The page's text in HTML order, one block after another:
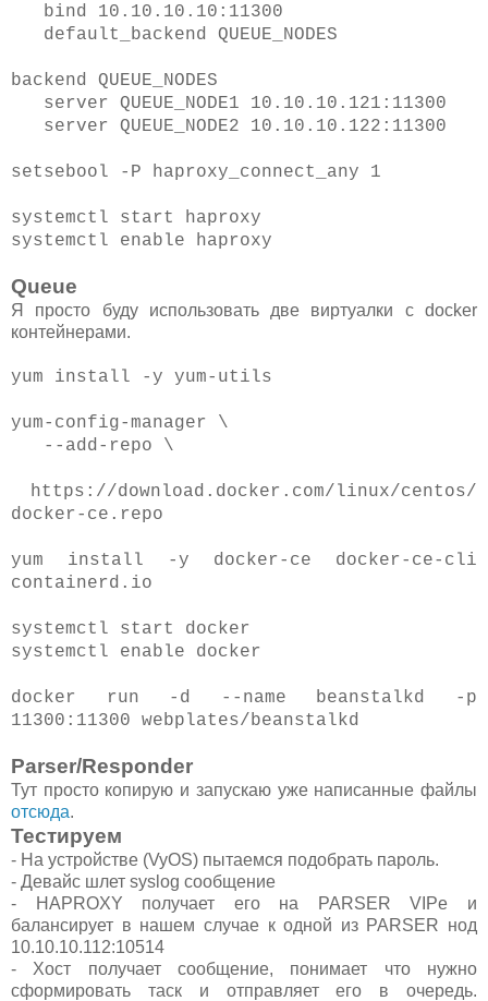
bind 10.10.10.10:11300
default_backend QUEUE_NODES
backend QUEUE_NODES
server QUEUE_NODE1 10.10.10.121:11300
server QUEUE_NODE2 10.10.10.122:11300
setsebool -P haproxy_connect_any 1
systemctl start haproxy
systemctl enable haproxy
Queue
Я просто буду использовать две виртуалки с docker
контейнерами.
yum install -y yum-utils
yum-config-manager \
--add-repo \
https://download.docker.com/linux/centos/
docker-ce.repo
yum install -y docker-ce docker-ce-cli
containerd.io
systemctl start docker
systemctl enable docker
docker run -d --name beanstalkd -p
11300:11300 webplates/beanstalkd
Parser/Responder
Тут просто копирую и запускаю уже написанные файлы
отсюда.
Тестируем
- На устройстве (VyOS) пытаемся подобрать пароль.
- Девайс шлет syslog сообщение
- HAPROXY получает его на PARSER VIPе и
балансирует в нашем случае к одной из PARSER нод
10.10.10.112:10514
- Хост получает сообщение, понимает что нужно
сформировать таск и отправляет его в очередь.